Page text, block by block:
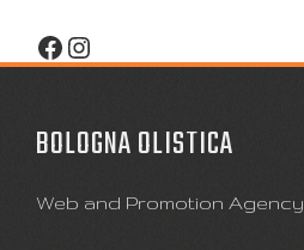
Facebook
Instagram
BOLOGNA OLISTICA
Web and Promotion Agency